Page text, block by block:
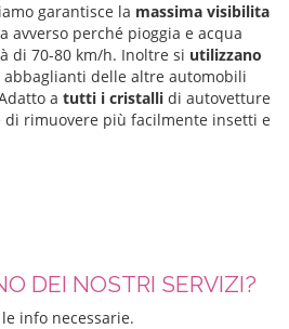
garantisce la massima visibilita
avverso perché pioggia e acqua
di 70-80 km/h. Inoltre si utilizzano
delle altre automobili
a tutti i cristalli di autovetture
rimuovere più facilmente insetti e
DEI NOSTRI SERVIZI?
info necessarie.